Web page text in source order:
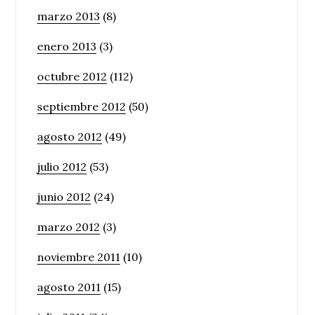
marzo 2013 (8)
enero 2013 (3)
octubre 2012 (112)
septiembre 2012 (50)
agosto 2012 (49)
julio 2012 (53)
junio 2012 (24)
marzo 2012 (3)
noviembre 2011 (10)
agosto 2011 (15)